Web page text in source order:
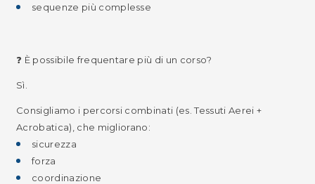
sequenze più complesse
❓ È possibile frequentare più di un corso?
Sì.
Consigliamo i percorsi combinati (es. Tessuti Aerei +
Acrobatica), che migliorano:
sicurezza
forza
coordinazione